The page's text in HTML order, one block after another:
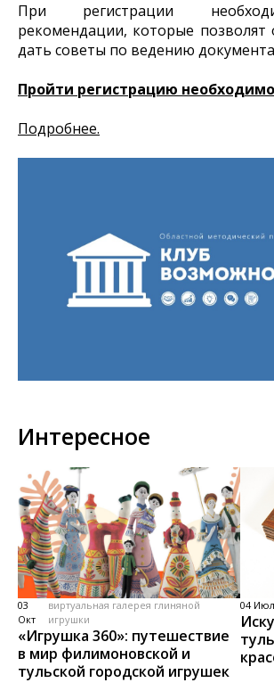
При регистрации
рекомендации, которые позволят
дать советы по ведению
Пройти регистрацию
Подробнее.
Интересное
03
Окт
виртуальная галерея глиняной
игрушки
«Игрушка 360»: путешествие
в мир филимоновской и
тульской городской игрушек
04 Июл